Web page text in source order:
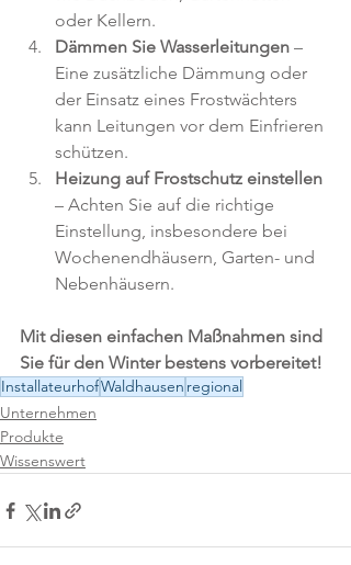
oder Kellern.
Dämmen Sie Wasserleitungen –
Eine zusätzliche Dämmung oder
der Einsatz eines Frostwächters
kann Leitungen vor dem Einfrieren
schützen.
Heizung auf Frostschutz einstellen
– Achten Sie auf die richtige
Einstellung, insbesondere bei
Wochenendhäusern, Garten- und
Nebenhäusern.
Mit diesen einfachen Maßnahmen sind
Sie für den Winter bestens vorbereitet!
InstallateurhofWaldhausen regional
Unternehmen
Produkte
Wissenswert